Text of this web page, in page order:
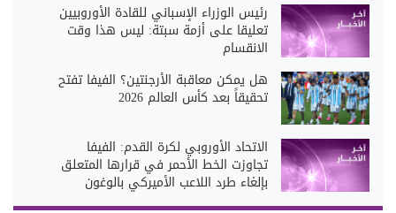
رئيس الوزراء الإسباني للقادة الأوروبيين
تعليقا على أزمة سبتة: ليس هذا وقت
الانقسام
هل يمكن معاقبة الأرجنتين؟ الفيفا تفتح
تحقيقاً بعد كأس العالم 2026
الاتحاد الأوروبي لكرة القدم: الفيفا
تجاوزت الخط الأحمر في قرارها المتعلق
بإلغاء طرد اللاعب الأميركي بالوغون